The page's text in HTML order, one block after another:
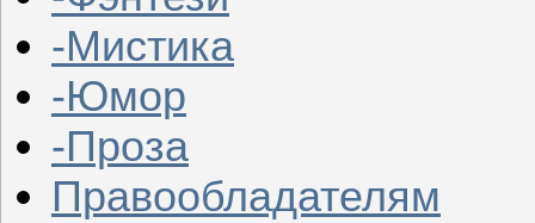
-Мистика
-Юмор
-Проза
Правообладателям